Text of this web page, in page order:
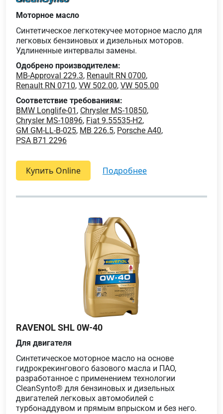
Моторное масло
Синтетическое легкотекучее моторное масло для
легковых бензиновых и дизельных моторов.
Удлиненные интервалы замены.
Одобрено производителем:
MB-Approval 229.3, Renault RN 0700,
Renault RN 0710, VW 502.00, VW 505.00
Соответствие требованиям:
BMW Longlife-01 , Chrysler MS-10850,
Chrysler MS-10896, Fiat 9.55535-H2,
GM GM-LL-B-025, MB 226.5, Porsche A40,
PSA B71 2296
Купить Online подробнее
RAVENOL SHL 0W-40
Для двигателя
Синтетическое моторное масло на основе
гидрокрекингового базового масла и ПАО,
разработанное с применением технологии
CleanSynto® для бензиновых и дизельных
двигателей легковых автомобилей с
турбонаддувом и прямым впрыском и без него.